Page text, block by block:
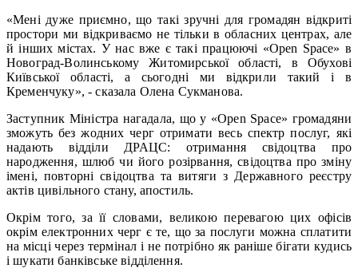
«Мені дуже приємно, що такі зручні для громадян відкриті
простори ми відкриваємо не тільки в обласних центрах, але
й інших містах. У нас вже є такі працюючі «Open Space» в
Новоград-Волинському Житомирської області, в Обухові
Київської області, а сьогодні ми відкрили такий і в
Кременчуку», - сказала Олена Сукманова.
Заступник Міністра нагадала, що у «Open Space» громадяни
зможуть без жодних черг отримати весь спектр послуг, які
надають відділи ДРАЦС: отримання свідоцтва про
народження, шлюб чи його розірвання, свідоцтва про зміну
імені, повторні свідоцтва та витяги з Державного реєстру
актів цивільного стану, апостиль.
Окрім того, за її словами, великою перевагою цих офісів
окрім електронних черг є те, що за послуги можна сплатити
на місці через термінал і не потрібно як раніше бігати кудись
і шукати банківське відділення.